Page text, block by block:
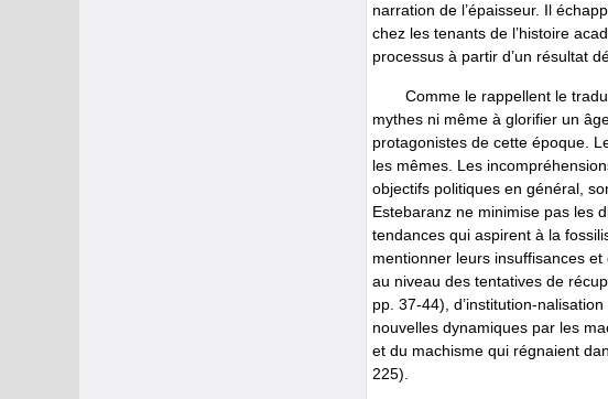
narration de l’épaisseur. Il
chez les tenants de l’histoire
processus à partir d’un résultat
Comme le rappellent le
mythes ni même à glorifier un
protagonistes de cette époque.
les mêmes. Les
objectifs politiques en général,
Estebaranz ne minimise pas les
tendances qui aspirent à la
mentionner leurs insuffisances
au niveau des tentatives de
pp. 37-44), d’institution-
nouvelles dynamiques par les
et du machisme qui régnaient
225).